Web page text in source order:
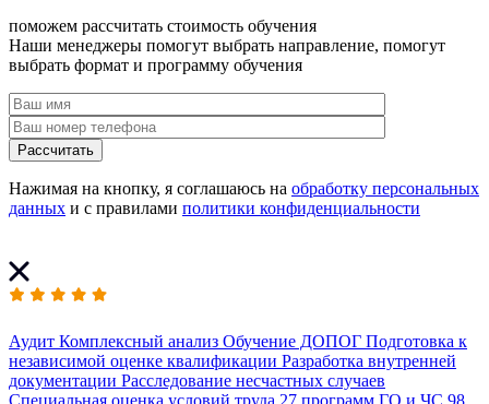
поможем рассчитать стоимость обучения
Наши менеджеры помогут выбрать направление, помогут
выбрать формат и программу обучения
Рассчитать
Нажимая на кнопку, я соглашаюсь на обработку персональных
данных и с правилами политики конфиденциальности
Аудит Комплексный анализ Обучение ДОПОГ Подготовка к
независимой оценке квалификации Разработка внутренней
документации Расследование несчастных случаев
Специальная оценка условий труда 27 программ ГО и ЧС 98